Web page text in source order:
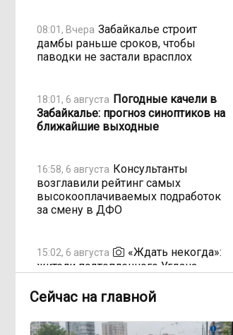
08:01, Вчера Забайкалье строит
дамбы раньше сроков, чтобы
паводки не застали врасплох
18:01, 6 августа Погодные качели в
Забайкалье: прогноз синоптиков на
ближайшие выходные
16:58, 6 августа Консультанты
возглавили рейтинг самых
высокооплачиваемых подработок
за смену в ДФО
15:02, 6 августа
«Ждать некогда»:
жители подтопленного Угдана
разводят руками
Сейчас на главной